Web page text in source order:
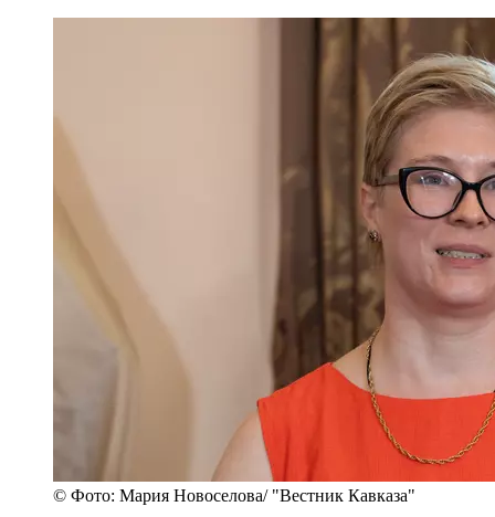
© Фото: Мария Новоселова/ "Вестник Кавказа"